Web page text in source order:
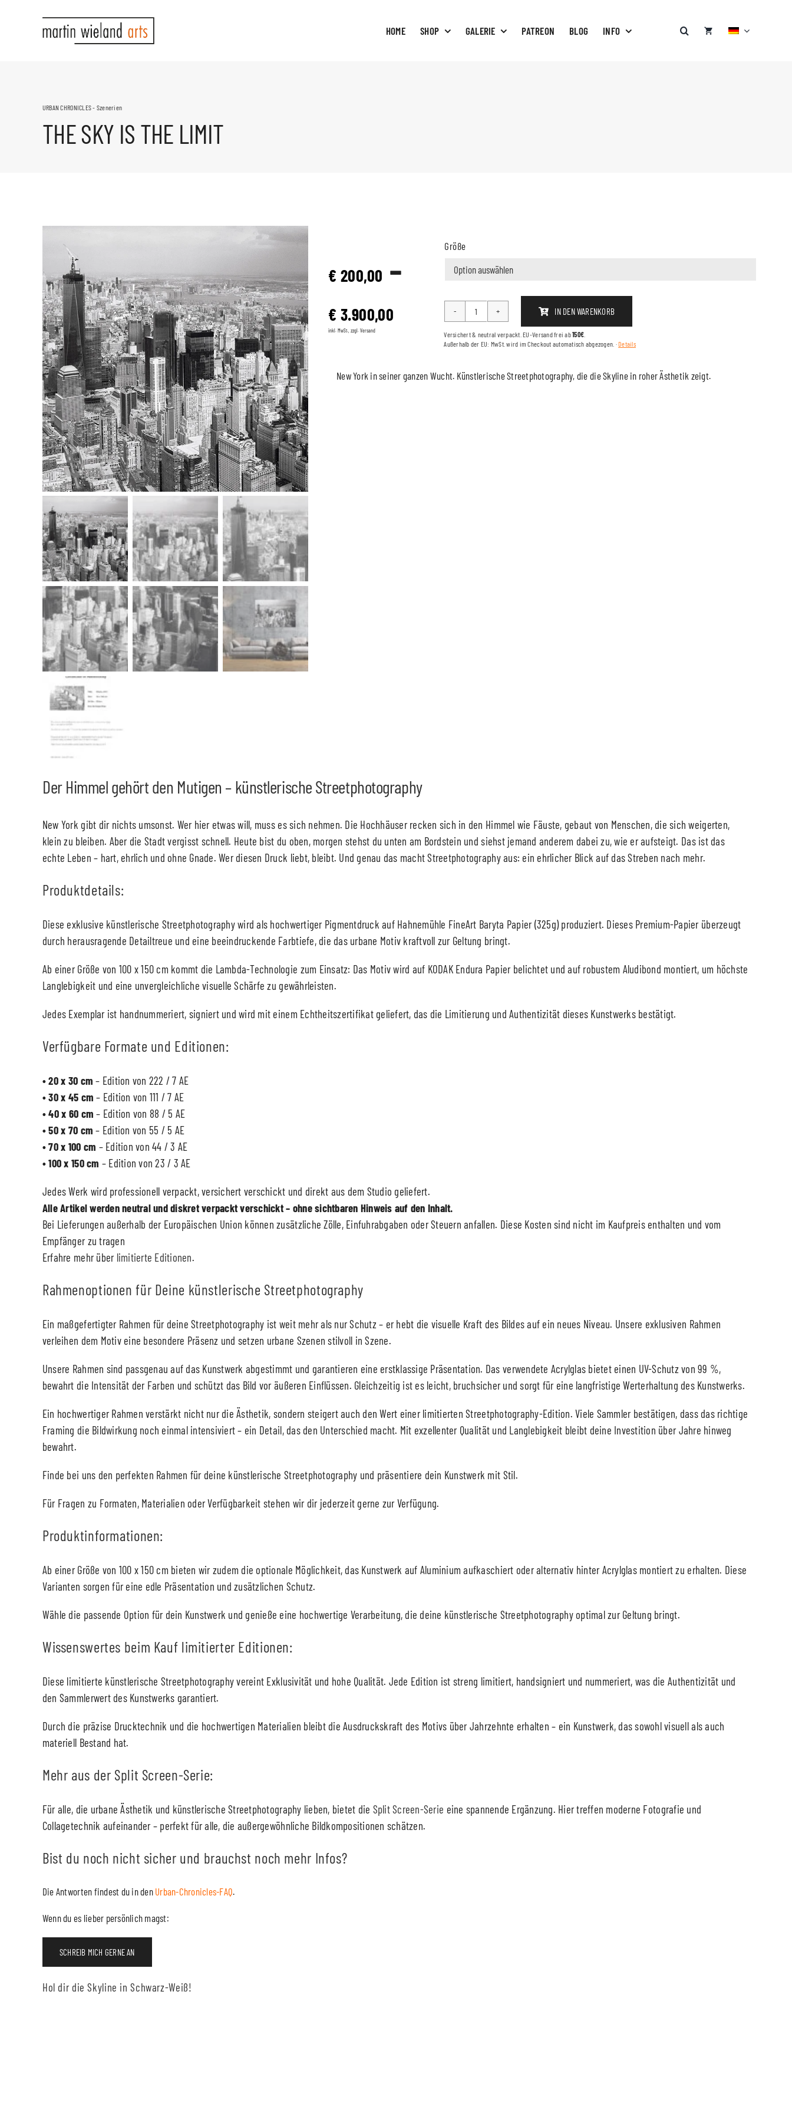
HOME SHOP GALERIE PATREON BLOG INFO
URBAN CHRONICLES - Szenerien
THE SKY IS THE LIMIT
€ 200,00 –
€ 3.900,00
inkl. MwSt., zzgl. Versand
Größe
THE
SKY
IS
LIMIT
IN DEN WARENKORB
Versichert & neutral verpackt. EU-Versand frei ab150€
Außerhalb der EU: MwSt. wird im Checkout automatisch abgezogen. ·Details
New York in seiner ganzen Wucht. Künstlerische Streetphotography, die die Skyline in roher Ästhetik zeigt.
Der Himmel gehört den Mutigen – künstlerische Streetphotography
New York gibt dir nichts umsonst. Wer hier etwas will, muss es sich nehmen. Die Hochhäuser recken sich in den Himmel wie Fäuste, gebaut von Menschen, die sich weigerten,
klein zu bleiben. Aber die Stadt vergisst schnell. Heute bist du oben, morgen stehst du unten am Bordstein und siehst jemand anderem dabei zu, wie er aufsteigt. Das ist das
echte Leben – hart, ehrlich und ohne Gnade. Wer diesen Druck liebt, bleibt. Und genau das macht Streetphotography aus: ein ehrlicher Blick auf das Streben nach mehr.
Produktdetails:
Diese exklusive künstlerische Streetphotography wird als hochwertiger Pigmentdruck auf Hahnemühle FineArt Baryta Papier (325g) produziert. Dieses Premium-Papier überzeugt
durch herausragende Detailtreue und eine beeindruckende Farbtiefe, die das urbane Motiv kraftvoll zur Geltung bringt.
Ab einer Größe von 100 x 150 cm kommt die Lambda-Technologie zum Einsatz: Das Motiv wird auf KODAK Endura Papier belichtet und auf robustem Aludibond montiert, um höchste
Langlebigkeit und eine unvergleichliche visuelle Schärfe zu gewährleisten.
Jedes Exemplar ist handnummeriert, signiert und wird mit einem Echtheitszertifikat geliefert, das die Limitierung und Authentizität dieses Kunstwerks bestätigt.
Verfügbare Formate und Editionen:
• 20 x 30 cm – Edition von 222 / 7 AE
• 30 x 45 cm – Edition von 111 / 7 AE
• 40 x 60 cm – Edition von 88 / 5 AE
• 50 x 70 cm – Edition von 55 / 5 AE
• 70 x 100 cm – Edition von 44 / 3 AE
• 100 x 150 cm – Edition von 23 / 3 AE
Jedes Werk wird professionell verpackt, versichert verschickt und direkt aus dem Studio geliefert.
Alle Artikel werden neutral und diskret verpackt verschickt – ohne sichtbaren Hinweis auf den Inhalt.
Bei Lieferungen außerhalb der Europäischen Union können zusätzliche Zölle, Einfuhrabgaben oder Steuern anfallen. Diese Kosten sind nicht im Kaufpreis enthalten und vom
Empfänger zu tragen
Erfahre mehr über limitierte Editionen.
Rahmenoptionen für Deine künstlerische Streetphotography
Ein maßgefertigter Rahmen für deine Streetphotography ist weit mehr als nur Schutz – er hebt die visuelle Kraft des Bildes auf ein neues Niveau. Unsere exklusiven Rahmen
verleihen dem Motiv eine besondere Präsenz und setzen urbane Szenen stilvoll in Szene.
Unsere Rahmen sind passgenau auf das Kunstwerk abgestimmt und garantieren eine erstklassige Präsentation. Das verwendete Acrylglas bietet einen UV-Schutz von 99 %,
bewahrt die Intensität der Farben und schützt das Bild vor äußeren Einflüssen. Gleichzeitig ist es leicht, bruchsicher und sorgt für eine langfristige Werterhaltung des Kunstwerks.
Ein hochwertiger Rahmen verstärkt nicht nur die Ästhetik, sondern steigert auch den Wert einer limitierten Streetphotography-Edition. Viele Sammler bestätigen, dass das richtige
Framing die Bildwirkung noch einmal intensiviert – ein Detail, das den Unterschied macht. Mit exzellenter Qualität und Langlebigkeit bleibt deine Investition über Jahre hinweg
bewahrt.
Finde bei uns den perfekten Rahmen für deine künstlerische Streetphotography und präsentiere dein Kunstwerk mit Stil.
Für Fragen zu Formaten, Materialien oder Verfügbarkeit stehen wir dir jederzeit gerne zur Verfügung.
Produktinformationen:
Ab einer Größe von 100 x 150 cm bieten wir zudem die optionale Möglichkeit, das Kunstwerk auf Aluminium aufkaschiert oder alternativ hinter Acrylglas montiert zu erhalten. Diese
Varianten sorgen für eine edle Präsentation und zusätzlichen Schutz.
Wähle die passende Option für dein Kunstwerk und genieße eine hochwertige Verarbeitung, die deine künstlerische Streetphotography optimal zur Geltung bringt.
Wissenswertes beim Kauf limitierter Editionen:
Diese limitierte künstlerische Streetphotography vereint Exklusivität und hohe Qualität. Jede Edition ist streng limitiert, handsigniert und nummeriert, was die Authentizität und
den Sammlerwert des Kunstwerks garantiert.
Durch die präzise Drucktechnik und die hochwertigen Materialien bleibt die Ausdruckskraft des Motivs über Jahrzehnte erhalten – ein Kunstwerk, das sowohl visuell als auch
materiell Bestand hat.
Mehr aus der Split Screen-Serie:
Für alle, die urbane Ästhetik und künstlerische Streetphotography lieben, bietet die Split Screen-Serie eine spannende Ergänzung. Hier treffen moderne Fotografie und
Collagetechnik aufeinander – perfekt für alle, die außergewöhnliche Bildkompositionen schätzen.
Bist du noch nicht sicher und brauchst noch mehr Infos?
Die Antworten findest du in den Urban-Chronicles-FAQ.
Wenn du es lieber persönlich magst:
SCHREIB MICH GERNE AN
Hol dir die Skyline in Schwarz-Weiß!